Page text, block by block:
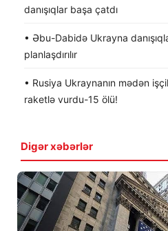
danışıqlar başa çatdı
• Əbu-Dabidə Ukrayna
planlaşdırılır
• Rusiya Ukraynanın mədən
raketlə vurdu-15 ölü!
Digər xəbərlər